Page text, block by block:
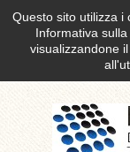
Questo sito utilizza i
Informativa
visualizzandone